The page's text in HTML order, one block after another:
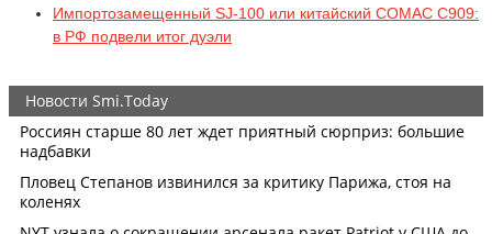
Импортозамещенный SJ-100 или китайский COMAC C909:
в РФ подвели итог дуэли